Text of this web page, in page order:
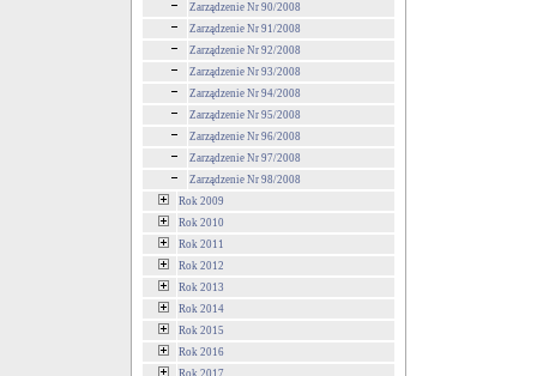
Zarządzenie Nr 90/2008
Zarządzenie Nr 91/2008
Zarządzenie Nr 92/2008
Zarządzenie Nr 93/2008
Zarządzenie Nr 94/2008
Zarządzenie Nr 95/2008
Zarządzenie Nr 96/2008
Zarządzenie Nr 97/2008
Zarządzenie Nr 98/2008
Rok 2009
Rok 2010
Rok 2011
Rok 2012
Rok 2013
Rok 2014
Rok 2015
Rok 2016
Rok 2017